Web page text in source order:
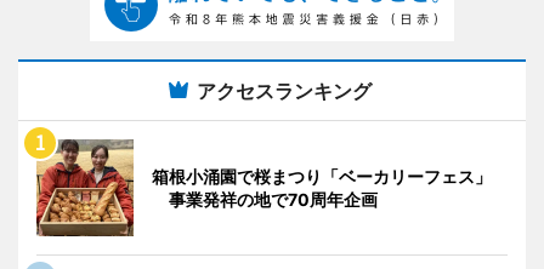
アクセスランキング
箱根小涌園で桜まつり「ベーカリーフェス」
事業発祥の地で70周年企画